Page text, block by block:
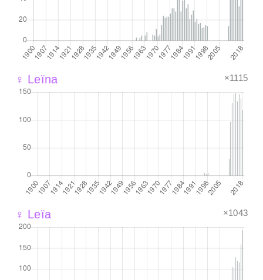
♀ Leïna ×1115
♀ Leïa ×1043